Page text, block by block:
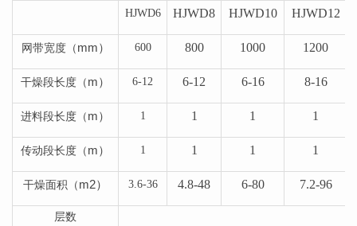
HJWD6 HJWD8 HJWD10 HJWD12
网带宽度（ mm） 600 800 1000 1200
干燥段长度（ m） 6-12 6-12 6-16 8-16
进料段长度（ m） 1 1 1 1
传动段长度（ m） 1 1 1 1
干燥面积（ m2） 3.6-36 4.8-48 6-80 7.2-96
层数